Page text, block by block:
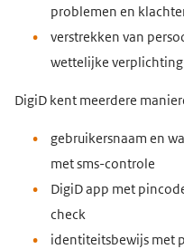
problemen en
verstrekken van
wettelijke verplichting
DigiD kent meerdere
gebruikersnaam en
met sms-controle
DigiD app met
check
identiteitsbewijs met